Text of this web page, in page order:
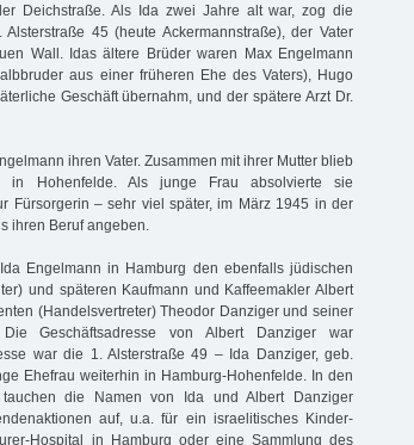
Deichstraße. Als Ida zwei Jahre alt war, zog die
45 (heute Ackermannstraße), der Vater
Wall. Idas ältere Brüder waren Max Engelmann
aus einer früheren Ehe des Vaters), Hugo
Geschäft übernahm, und der spätere Arzt Dr.
ihren Vater. Zusammen mit ihrer Mutter blieb
Hohenfelde. Als junge Frau absolvierte sie
Fürsorgerin – sehr viel später, im März 1945 in der
ihren Beruf angeben.
Engelmann in Hamburg den ebenfalls jüdischen
und späteren Kaufmann und Kaffeemakler Albert
(Handelsvertreter) Theodor Danziger und seiner
Geschäftsadresse von Albert Danziger war
war die 1. Alsterstraße 49 – Ida Danziger, geb.
Ehefrau weiterhin in Hamburg-Hohenfelde. In den
die Namen von Ida und Albert Danziger
auf, u.a. für ein israelitisches Kinder-
Hospital in Hamburg oder eine Sammlung des